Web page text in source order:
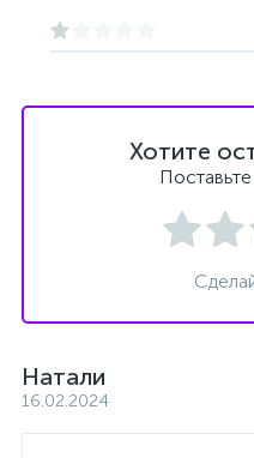
Хотите
Натали
16.02.2024